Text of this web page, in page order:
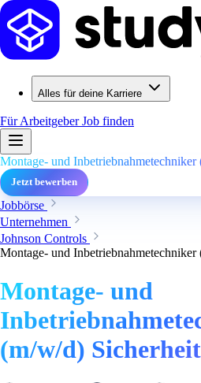
Alles für deine Karriere
Für ArbeitgeberJob finden
Montage- und
Jetzt bewerben
Jobbörse
Unternehmen
Johnson Controls
Montage- und
Montage- und
(m/w/d)